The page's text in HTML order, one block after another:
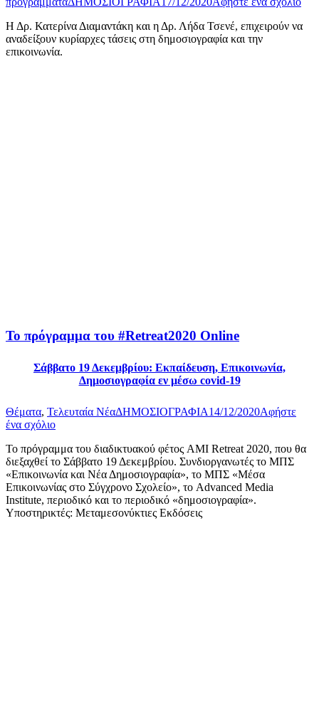
Η Δρ. Κατερίνα Διαμαντάκη και η Δρ. Λήδα Τσενέ, επιχειρούν να
αναδείξουν κυρίαρχες τάσεις στη δημοσιογραφία και την
επικοινωνία.
Το πρόγραμμα του #Retreat2020 Online
Σάββατο 19 Δεκεμβρίου: Εκπαίδευση, Επικοινωνία,
Δημοσιογραφία εν μέσω covid-19
Θέματα, Τελευταία ΝέαΔΗΜΟΣΙΟΓΡΑΦΙΑ14/12/2020Αφήστε
ένα σχόλιο
Το πρόγραμμα του διαδικτυακού φέτος AMI Retreat 2020, που θα
διεξαχθεί το Σάββατο 19 Δεκεμβρίου. Συνδιοργανωτές το ΜΠΣ
«Επικοινωνία και Νέα Δημοσιογραφία», το ΜΠΣ «Μέσα
Επικοινωνίας στο Σύγχρονο Σχολείο», το Advanced Media
Institute, περιοδικό και το περιοδικό «δημοσιογραφία».
Υποστηρικτές: Μεταμεσονύκτιες Εκδόσεις